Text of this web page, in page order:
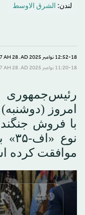
لندن: الشرق الاوسط
12:52-18 نوامبر 2025 AD ـ 28 Jumada Al-Ula 1447 AH
11:20-18 نوامبر 2025 AD ـ 28 Jumada Al-Ula 1447 AH
رئیس‌جمهوری
امروز
با فروش
موافقت کرده